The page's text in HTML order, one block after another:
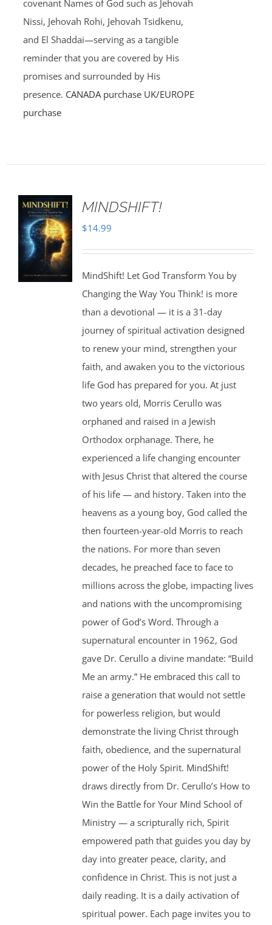
covenant Names of God such as Jehovah
Nissi, Jehovah Rohi, Jehovah Tsidkenu,
and El Shaddai—serving as a tangible
reminder that you are covered by His
promises and surrounded by His
presence. CANADA purchase UK/EUROPE
purchase
MINDSHIFT!
$14.99
MindShift! Let God Transform You by
Changing the Way You Think! is more
than a devotional — it is a 31-day
journey of spiritual activation designed
to renew your mind, strengthen your
faith, and awaken you to the victorious
life God has prepared for you. At just
two years old, Morris Cerullo was
orphaned and raised in a Jewish
Orthodox orphanage. There, he
experienced a life changing encounter
with Jesus Christ that altered the course
of his life — and history. Taken into the
heavens as a young boy, God called the
then fourteen-year-old Morris to reach
the nations. For more than seven
decades, he preached face to face to
millions across the globe, impacting lives
and nations with the uncompromising
power of God’s Word. Through a
supernatural encounter in 1962, God
gave Dr. Cerullo a divine mandate: “Build
Me an army.” He embraced this call to
raise a generation that would not settle
for powerless religion, but would
demonstrate the living Christ through
faith, obedience, and the supernatural
power of the Holy Spirit. MindShift!
draws directly from Dr. Cerullo’s How to
Win the Battle for Your Mind School of
Ministry — a scripturally rich, Spirit
empowered path that guides you day by
day into greater peace, clarity, and
confidence in Christ. This is not just a
daily reading. It is a daily activation of
spiritual power. Each page invites you to